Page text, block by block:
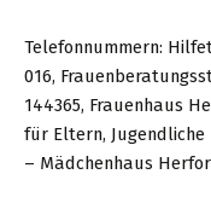
Telefonnummern:
016,
144365, Frauenhaus
für Eltern, Jugendliche
– Mädchenhaus